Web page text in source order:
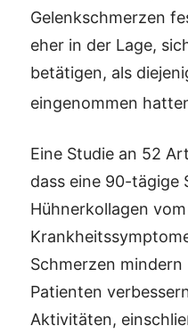
Gelenkschmerzen
eher in der Lage,
betätigen, als
eingenommen
Eine Studie an 52
dass eine 90-tägige
Hühnerkollagen
Schmerzen
Patienten
Aktivitäten,